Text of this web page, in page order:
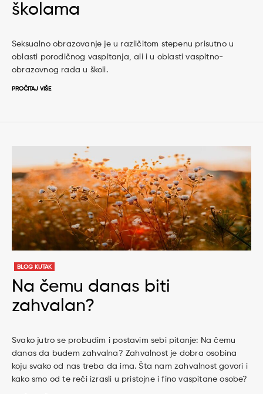
školama
Seksualno obrazovanje je u različitom stepenu prisutno u
oblasti porodičnog vaspitanja, ali i u oblasti vaspitno-
obrazovnog rada u školi.
PROČITAJ VIŠE
BLOG KUTAK
Na čemu danas biti
zahvalan?
Svako jutro se probudim i postavim sebi pitanje: Na čemu
danas da budem zahvalna? Zahvalnost je dobra osobina
koju svako od nas treba da ima. Šta nam zahvalnost govori i
kako smo od te reči izrasli u pristojne i fino vaspitane osobe?